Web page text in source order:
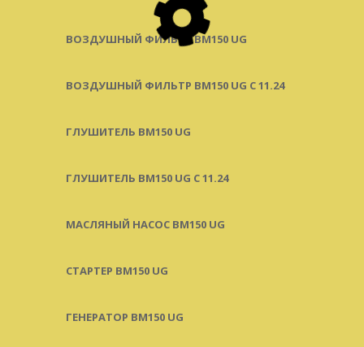
ВОЗДУШНЫЙ ФИЛЬТР BM150 UG
ВОЗДУШНЫЙ ФИЛЬТР BM150 UG C 11.24
ГЛУШИТЕЛЬ BM150 UG
ГЛУШИТЕЛЬ BM150 UG С 11.24
МАСЛЯНЫЙ НАСОС BM150 UG
СТАРТЕР BM150 UG
ГЕНЕРАТОР BM150 UG